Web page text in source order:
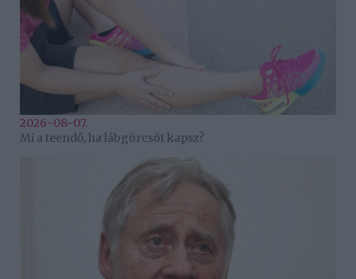
2026-08-07.
Mi a teendő, ha lábgörcsöt kapsz?